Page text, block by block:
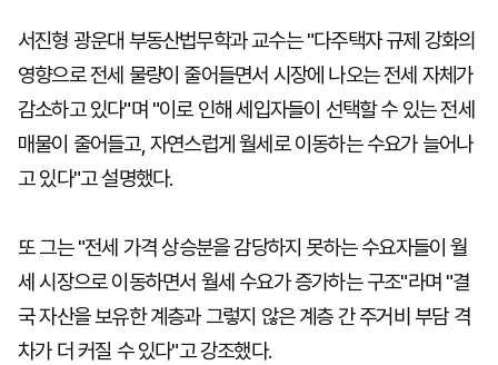
서진형 광운대 부동산법무학과 교수는 "다주택자 규제 강화의
영향으로 전세 물량이 줄어들면서 시장에 나오는 전세 자체가
감소하고 있다"며 "이로 인해 세입자들이 선택할 수 있는 전세
매물이 줄어들고, 자연스럽게 월세로 이동하는 수요가 늘어나
고 있다"고 설명했다.
또 그는 "전세 가격 상승분을 감당하지 못하는 수요자들이 월
세 시장으로 이동하면서 월세 수요가 증가하는 구조"라며 "결
국 자산을 보유한 계층과 그렇지 않은 계층 간 주거비 부담 격
차가 더 커질 수 있다"고 강조했다.